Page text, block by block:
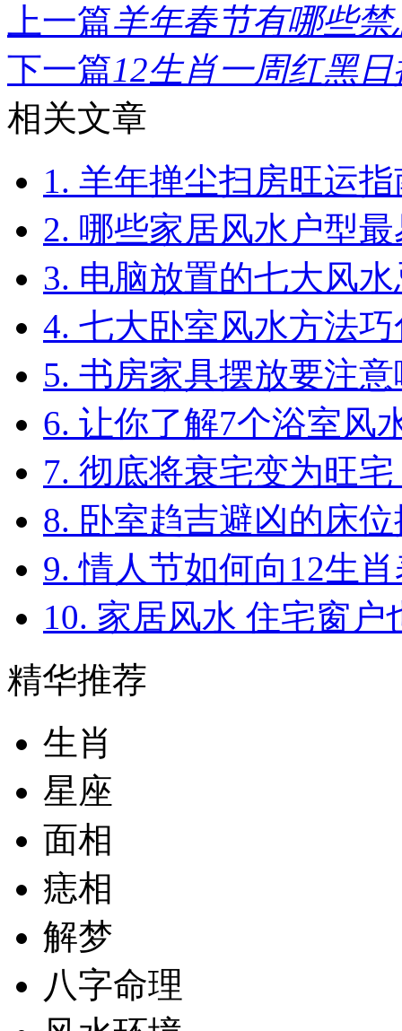
上一篇羊年春节有哪些禁
下一篇12生肖一周红黑
相关文章
1. 羊年掸尘扫房旺运
2. 哪些家居风水户型
3. 电脑放置的七大风
4. 七大卧室风水方法
5. 书房家具摆放要注
6. 让你了解7个浴室风
7. 彻底将衰宅变为旺
8. 卧室趋吉避凶的床
9. 情人节如何向12生
10. 家居风水 住宅窗户
精华推荐
生肖
星座
面相
痣相
解梦
八字命理